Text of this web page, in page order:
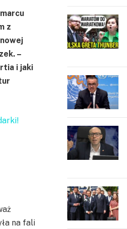
z
–
i jaki
na fali